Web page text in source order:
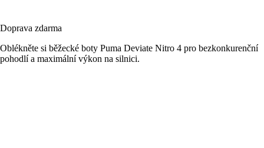
Doprava zdarma
Oblékněte si běžecké boty Puma Deviate Nitro 4 pro bezkonkurenční
pohodlí a maximální výkon na silnici.